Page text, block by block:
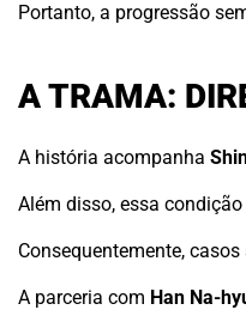
Portanto, a progressão
A TRAMA:
A história acompanha
Além disso, essa
Consequentemente,
A parceria com Han Na-